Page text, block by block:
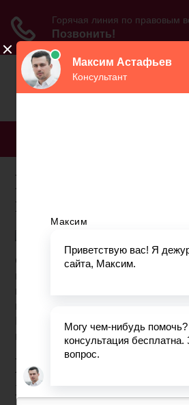
Во сколько лет
гражданская
С 1.01.2019г. в действие
пенсионного
прошлом году Госдумой.
правовому акту, получившему
№350, возраст ухода на пенсию
повышен на пять лет.
Пенсионный
мужчин 2020г.